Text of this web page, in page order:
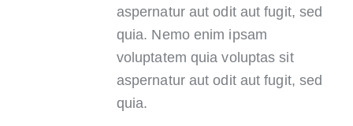
aspernatur aut odit aut fugit, sed
quia. Nemo enim ipsam
voluptatem quia voluptas sit
aspernatur aut odit aut fugit, sed
quia.